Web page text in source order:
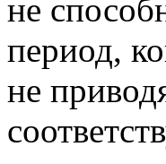
не
период,
не